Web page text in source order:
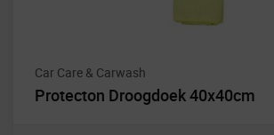
Car Care & Carwash
Protecton Droogdoek 40x40cm